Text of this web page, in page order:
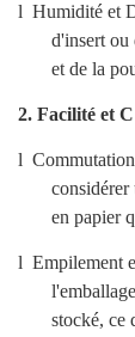
l Humidité et
d'insert ou
et de la
2. Facilité et C
l Commutation
en papier
l Empilement
stocké, ce